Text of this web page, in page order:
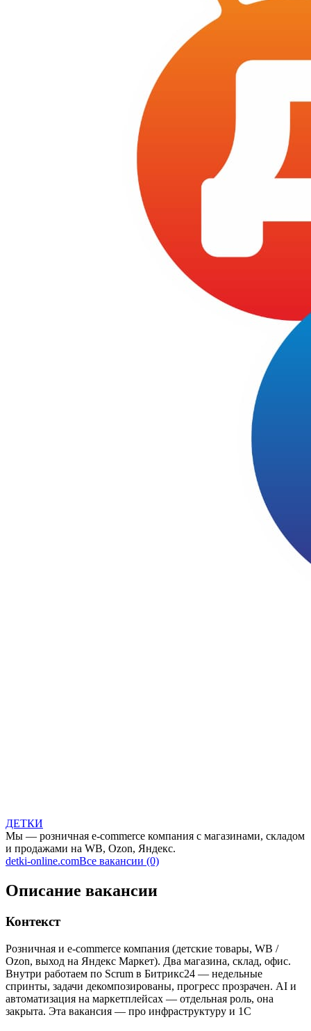
ДЕТКИ
Мы — розничная e-commerce компания с магазинами, складом
и продажами на WB, Ozon, Яндекс.
detki-online.comВсе вакансии (0)
Описание вакансии
Контекст
Розничная и e-commerce компания (детские товары, WB /
Ozon, выход на Яндекс Маркет). Два магазина, склад, офис.
Внутри работаем по Scrum в Битрикс24 — недельные
спринты, задачи декомпозированы, прогресс прозрачен. AI и
автоматизация на маркетплейсах — отдельная роль, она
закрыта. Эта вакансия — про инфраструктуру и 1С